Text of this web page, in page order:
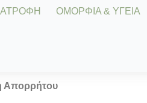
ΟΜΟΡΦΙΑ & ΥΓΕΙΑ
Απορρήτου